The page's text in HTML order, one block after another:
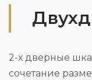
2-х дверные
сочетание